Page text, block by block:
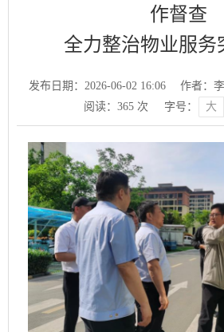
作督查
全力整治物业服务
发布日期：2026-06-02 16:06 作者：
阅读： 365 次 字号： 大